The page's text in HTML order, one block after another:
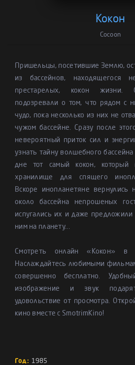
Кокон
Cocoon
Пришельцы, посетившие Землю,
из бассейнов, находящегося
престарелых, кокон жизни.
подозревали о том, что рядом с
чудо, пока несколько из них не
чужом бассейне. Сразу после
невероятный приток сил и
узнать тайну волшебного
дне тот самый кокон, который
хранилище для спящего
Вскоре инопланетяне
около бассейна непрошеных
испугались их и даже предложили
ним на планету...
Смотреть онлайн «Кокон» в
Наслаждайтесь любимыми
совершенно бесплатно.
изображение и звук
удовольствие от просмотра.
кино вместе с SmotrimKino!
Год: 1985